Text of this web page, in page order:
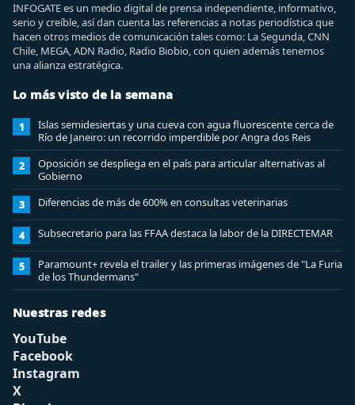
INFOGATE es un medio digital de prensa independiente, informativo,
serio y creíble, así dan cuenta las referencias a notas periodística que
hacen otros medios de comunicación tales como: La Segunda, CNN
Chile, MEGA, ADN Radio, Radio Biobio, con quien además tenemos
una alianza estratégica.
Lo más visto de la semana
1
Islas semidesiertas y una cueva con agua fluorescente cerca de
Río de Janeiro: un recorrido imperdible por Angra dos Reis
2
Oposición se despliega en el país para articular alternativas al
Gobierno
3 Diferencias de más de 600% en consultas veterinarias
4 Subsecretario para las FFAA destaca la labor de la DIRECTEMAR
5
Paramount+ revela el trailer y las primeras imágenes de "La Furia
de los Thundermans"
Nuestras redes
YouTube
Facebook
Instagram
X